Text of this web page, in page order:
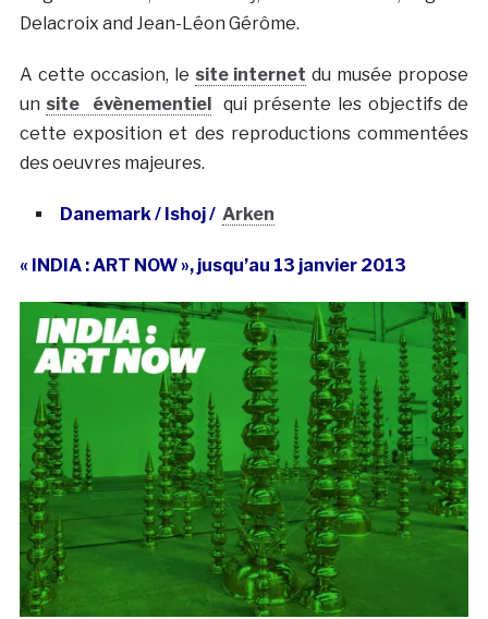
Delacroix and Jean-Léon Gérôme.
A cette occasion, le site internet du musée propose
un site évènementiel
qui présente les objectifs de
cette exposition et des reproductions commentées
des oeuvres majeures.
Danemark / Ishoj / Arken
« INDIA : ART NOW », jusqu’au 13 janvier 2013